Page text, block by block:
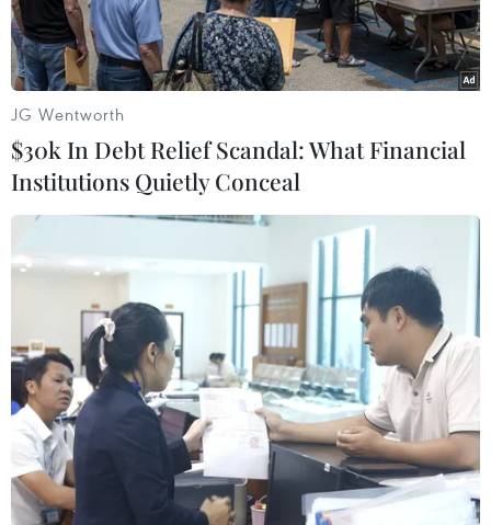
Người dân và gia đình mòn mỏi ngóng trông tin tức của các
em. (Ảnh: Hoàng Ngà/TTXVN)
Liên quan đến vụ đuối nước khiến hai trẻ tại xã
Xuân Hội, huyện Nghi Xuân (Hà Tĩnh) mất tích,
sáng 20/5, Chủ tịch Ủy ban Nhân dân xã Xuân
JG Wentworth
$30k In Debt Relief Scandal: What Financial
Institutions Quietly Conceal